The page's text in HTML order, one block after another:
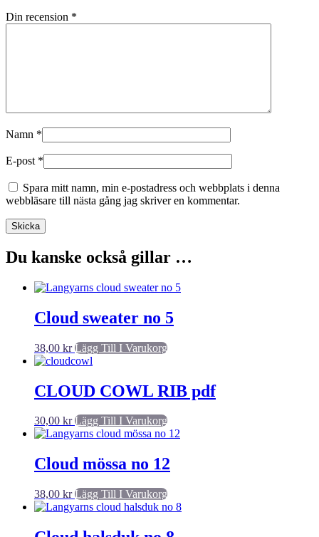
Din recension *
Namn *
E-post *
Spara mitt namn, min e-postadress och webbplats i denna
webbläsare till nästa gång jag skriver en kommentar.
Du kanske också gillar …
Cloud sweater no 5
38,00 kr Lägg Till I Varukorg
CLOUD COWL RIB pdf
30,00 kr Lägg Till I Varukorg
Cloud mössa no 12
38,00 kr Lägg Till I Varukorg